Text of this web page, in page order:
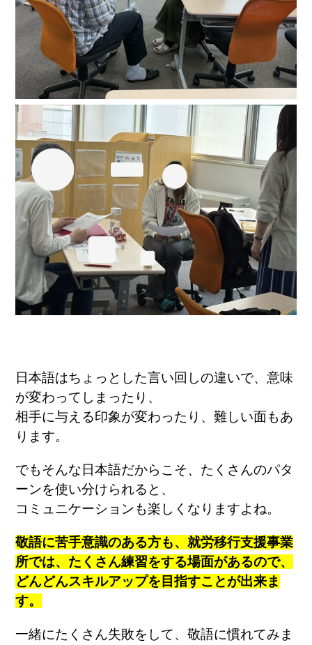
日本語はちょっとした言い回しの違いで、意味
が変わってしまったり、
相手に与える印象が変わったり、難しい面もあ
ります。
でもそんな日本語だからこそ、たくさんのパタ
ーンを使い分けられると、
コミュニケーションも楽しくなりますよね。
敬語に苦手意識のある方も、就労移行支援事業
所では、たくさん練習をする場面があるので、
どんどんスキルアップを目指すことが出来ま
す。
一緒にたくさん失敗をして、敬語に慣れてみま